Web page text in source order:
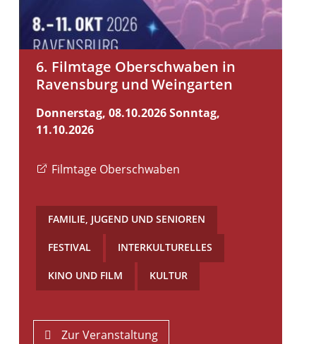
6. Filmtage Oberschwaben in
Ravensburg und Weingarten
Donnerstag, 08.10.2026Sonntag,
11.10.2026
Filmtage Oberschwaben
FAMILIE, JUGEND UND SENIOREN
FESTIVAL INTERKULTURELLES
KINO UND FILM KULTUR
Zur Veranstaltung